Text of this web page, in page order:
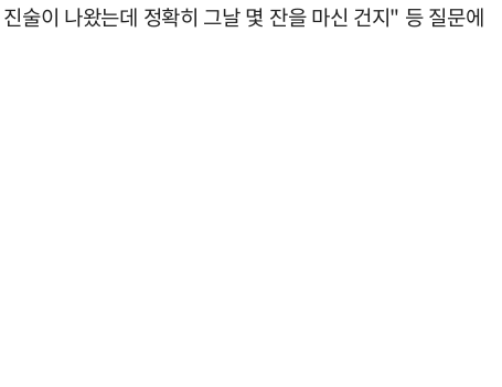
술이 나왔는데 정확히 그날 몇 잔을 마신 건지" 등 질문에